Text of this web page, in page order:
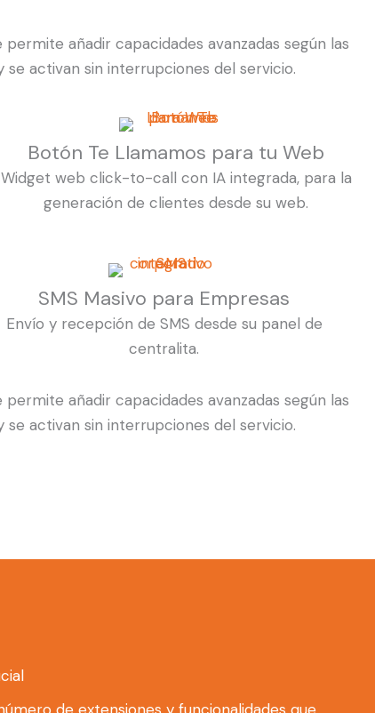
añadir capacidades avanzadas según las
activan sin interrupciones del servicio.
Botón Te Llamamos para tu Web
Widget web click-to-call con IA integrada, para la
generación de clientes desde su web.
SMS Masivo para Empresas
Envío y recepción de SMS desde su panel de
centralita.
añadir capacidades avanzadas según las
activan sin interrupciones del servicio.